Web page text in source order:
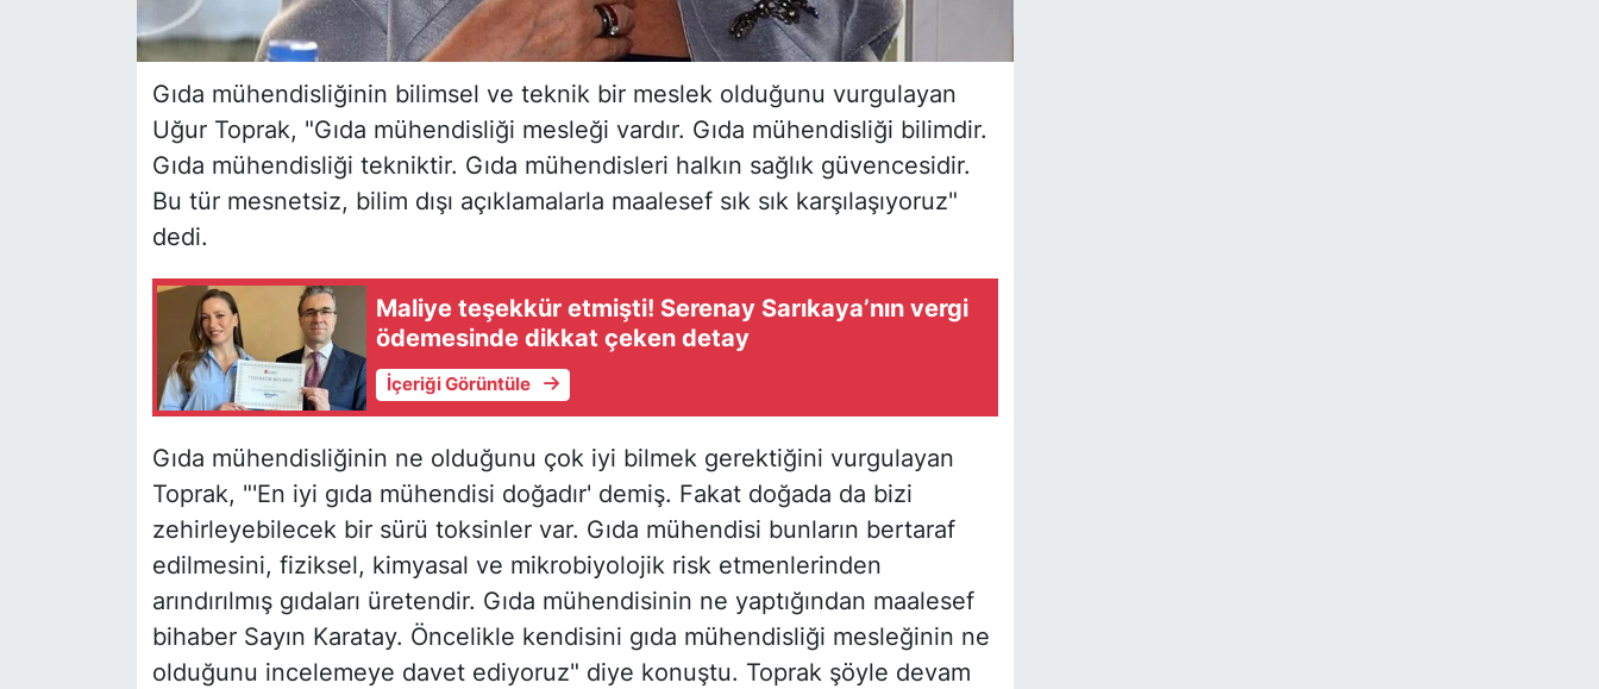
Gıda mühendisliğinin bilimsel ve teknik bir meslek olduğunu vurgulayan
Uğur Toprak, "Gıda mühendisliği mesleği vardır. Gıda mühendisliği bilimdir.
Gıda mühendisliği tekniktir. Gıda mühendisleri halkın sağlık güvencesidir.
Bu tür mesnetsiz, bilim dışı açıklamalarla maalesef sık sık karşılaşıyoruz"
dedi.
Maliye teşekkür etmişti! Serenay Sarıkaya’nın vergi
ödemesinde dikkat çeken detay
İçeriği Görüntüle
Gıda mühendisliğinin ne olduğunu çok iyi bilmek gerektiğini vurgulayan
Toprak, "'En iyi gıda mühendisi doğadır' demiş. Fakat doğada da bizi
zehirleyebilecek bir sürü toksinler var. Gıda mühendisi bunların bertaraf
edilmesini, fiziksel, kimyasal ve mikrobiyolojik risk etmenlerinden
arındırılmış gıdaları üretendir. Gıda mühendisinin ne yaptığından maalesef
bihaber Sayın Karatay. Öncelikle kendisini gıda mühendisliği mesleğinin ne
olduğunu incelemeye davet ediyoruz" diye konuştu. Toprak şöyle devam